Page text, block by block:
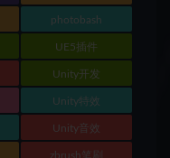
photobash
UE5插件
Unity开发
Unity特效
Unity音效
zbrush笔刷